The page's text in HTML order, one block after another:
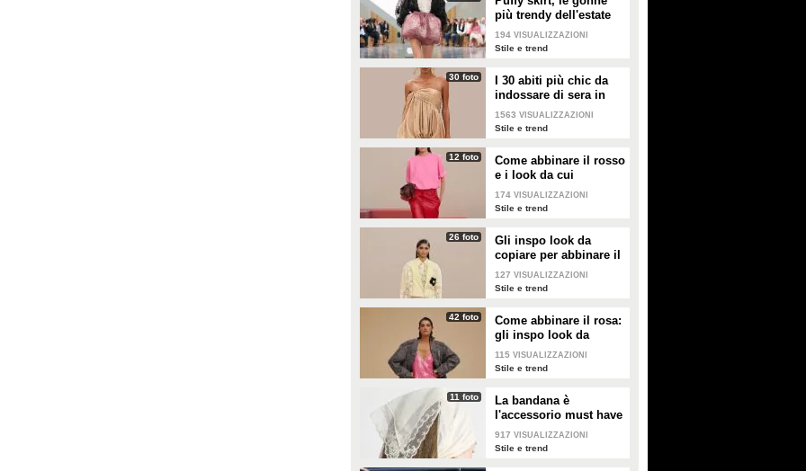
più trendy dell'estate
2026 sono quelle a
palloncino
194 VISUALIZZAZIONI
Stile e trend
30 foto
I 30 abiti più chic da
indossare di sera in
estate
1563 VISUALIZZAZIONI
Stile e trend
12 foto
Come abbinare il rosso
e i look da cui
prendere ispirazione
174 VISUALIZZAZIONI
Stile e trend
26 foto
Gli inspo look da
copiare per abbinare il
giallo
127 VISUALIZZAZIONI
Stile e trend
42 foto
Come abbinare il rosa:
gli inspo look da
copiare
115 VISUALIZZAZIONI
Stile e trend
11 foto
La bandana è
l'accessorio must have
dell'estate 2026: i
modelli di tendenza
917 VISUALIZZAZIONI
Stile e trend